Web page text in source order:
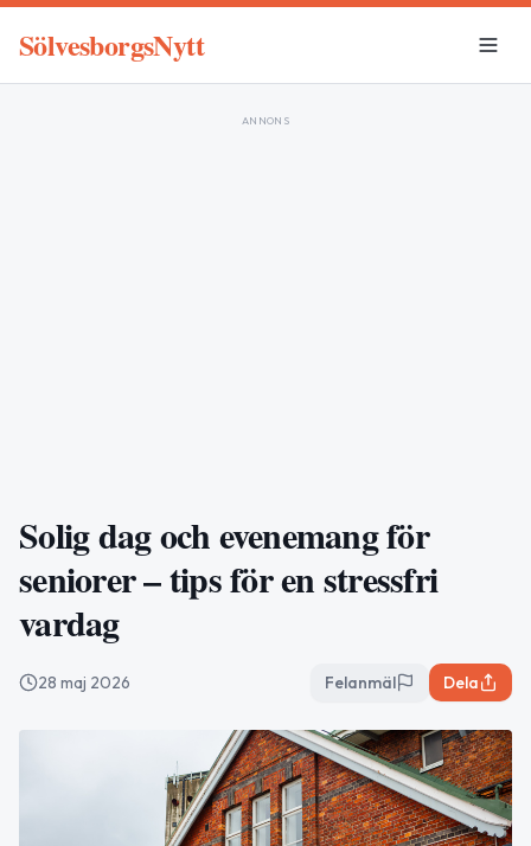
SölvesborgsNytt
ANNONS
Solig dag och evenemang för
seniorer – tips för en stressfri
vardag
28 maj 2026 Felanmäl Dela